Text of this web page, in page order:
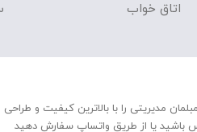
اتاق خواب
مدیریتی را با بالاترین کیفیت و
باشید یا از طریق واتساپ سفارش دهید